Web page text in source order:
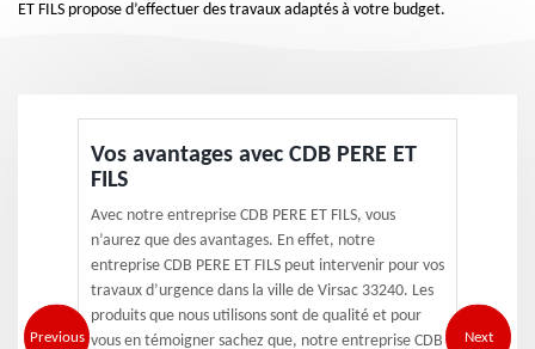
ET FILS propose d’effectuer des travaux adaptés à votre budget.
Previous
Vos avantages avec CDB PERE ET
FILS
Avec notre entreprise CDB PERE ET FILS, vous
n’aurez que des avantages. En effet, notre
entreprise CDB PERE ET FILS peut intervenir pour vos
travaux d’urgence dans la ville de Virsac 33240. Les
produits que nous utilisons sont de qualité et pour
vous en témoigner sachez que, notre entreprise CDB
Next